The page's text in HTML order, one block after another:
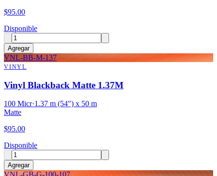
$95.00
Disponible
Agregar
VNL-BB-M-137
VINYL
Vinyl Blackback Matte 1.37M
100 Micr·1.37 m (54") x 50 m
Matte
$95.00
Disponible
Agregar